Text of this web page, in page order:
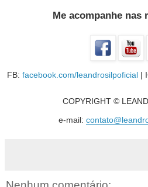
Me acompanhe nas
FB: facebook.com/leandrosilpoficial|
COPYRIGHT ©
e-mail: